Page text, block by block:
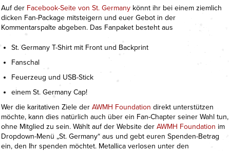
Auf der Facebook-Seite von St. Germany könnt ihr bei einem ziemlich
dicken Fan-Package mitsteigern und euer Gebot in der
Kommentarspalte abgeben. Das Fanpaket besteht aus
St. Germany T-Shirt mit Front und Backprint
Fanschal
Feuerzeug und USB-Stick
einem St. Germany Cap!
Wer die karitativen Ziele der AWMH Foundation direkt unterstützen
möchte, kann dies natürlich auch über ein Fan-Chapter seiner Wahl tun,
ohne Mitglied zu sein. Wählt auf der Website der AWMH Foundation im
Dropdown-Menü „St. Germany“ aus und gebt euren Spenden-Betrag
ein, den Ihr spenden möchtet. Metallica verlosen unter den